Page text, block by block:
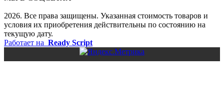
2026. Все права защищены. Указанная стоимость товаров и
условия их приобретения действительны по состоянию на
текущую дату.
Работает на Ready Script